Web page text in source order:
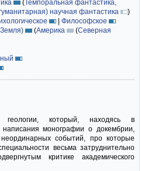
(Темпоральная фантастика,
научная фантастика
)
| Философское
(Америка (Северная
геологии, который, находясь в
монографии о докембрии,
неординарных событий, про которые
весьма затруднительно
критике академического